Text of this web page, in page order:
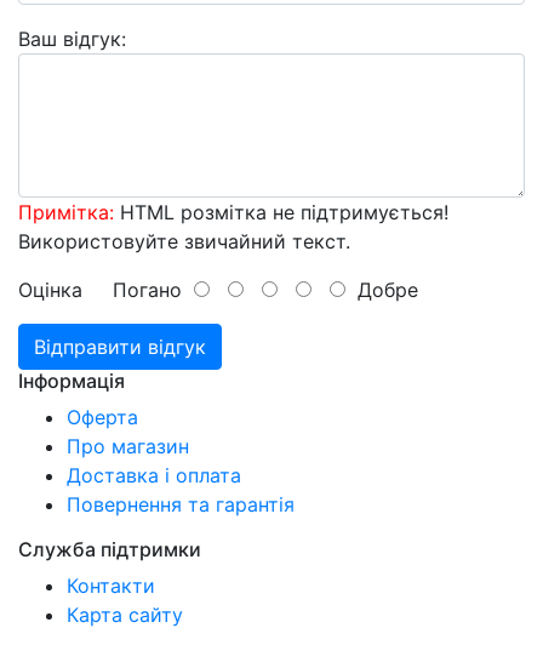
Ваш відгук:
Примітка: HTML розмітка не підтримується!
Використовуйте звичайний текст.
Оцінка Погано Добре
Відправити відгук
Інформація
Оферта
Про магазин
Доставка і оплата
Повернення та гарантія
Служба підтримки
Контакти
Карта сайту